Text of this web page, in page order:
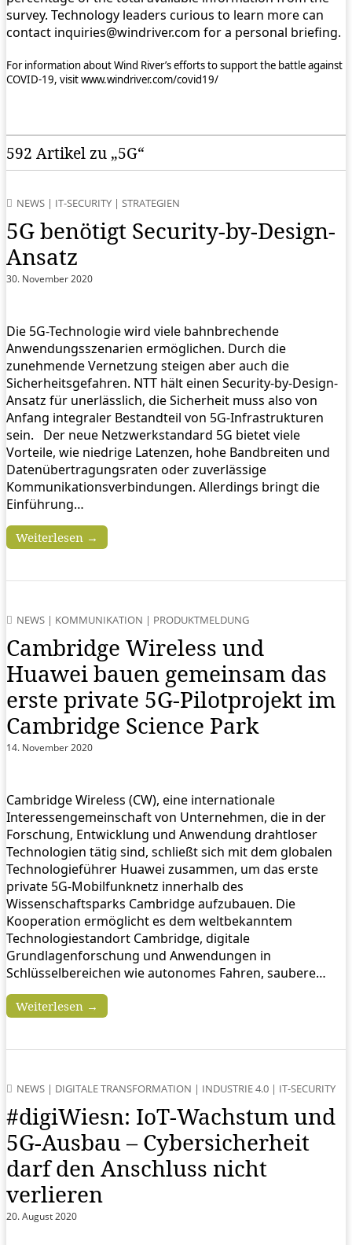
survey. Technology leaders curious to learn more can
contact inquiries@windriver.com for a personal briefing.
For information about Wind River’s efforts to support the battle against
COVID-19, visit www.windriver.com/covid19/
592 Artikel zu „5G“
NEWS | IT-SECURITY | STRATEGIEN
5G benötigt Security-by-Design-
Ansatz
30. November 2020
Die 5G-Technologie wird viele bahnbrechende
Anwendungsszenarien ermöglichen. Durch die
zunehmende Vernetzung steigen aber auch die
Sicherheitsgefahren. NTT hält einen Security-by-Design-
Ansatz für unerlässlich, die Sicherheit muss also von
Anfang integraler Bestandteil von 5G-Infrastrukturen
sein. Der neue Netzwerkstandard 5G bietet viele
Vorteile, wie niedrige Latenzen, hohe Bandbreiten und
Datenübertragungsraten oder zuverlässige
Kommunikationsverbindungen. Allerdings bringt die
Einführung…
Weiterlesen →
NEWS | KOMMUNIKATION | PRODUKTMELDUNG
Cambridge Wireless und
Huawei bauen gemeinsam das
erste private 5G-Pilotprojekt im
Cambridge Science Park
14. November 2020
Cambridge Wireless (CW), eine internationale
Interessengemeinschaft von Unternehmen, die in der
Forschung, Entwicklung und Anwendung drahtloser
Technologien tätig sind, schließt sich mit dem globalen
Technologieführer Huawei zusammen, um das erste
private 5G-Mobilfunknetz innerhalb des
Wissenschaftsparks Cambridge aufzubauen. Die
Kooperation ermöglicht es dem weltbekanntem
Technologiestandort Cambridge, digitale
Grundlagenforschung und Anwendungen in
Schlüsselbereichen wie autonomes Fahren, saubere…
Weiterlesen →
NEWS | DIGITALE TRANSFORMATION | INDUSTRIE 4.0 | IT-SECURITY
#digiWiesn: IoT-Wachstum und
5G-Ausbau – Cybersicherheit
darf den Anschluss nicht
verlieren
20. August 2020